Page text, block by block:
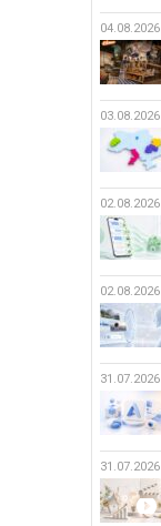
04.08.2026
03.08.2026
02.08.2026
02.08.2026
31.07.2026
31.07.2026